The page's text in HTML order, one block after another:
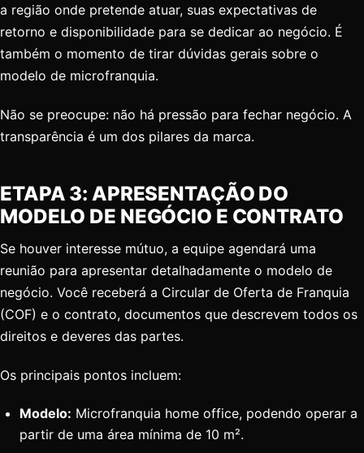
a região onde pretende atuar, suas expectativas de
retorno e disponibilidade para se dedicar ao negócio. É
também o momento de tirar dúvidas gerais sobre o
modelo de microfranquia.
Não se preocupe: não há pressão para fechar negócio. A
transparência é um dos pilares da marca.
ETAPA 3: APRESENTAÇÃO DO
MODELO DE NEGÓCIO E CONTRATO
Se houver interesse mútuo, a equipe agendará uma
reunião para apresentar detalhadamente o modelo de
negócio. Você receberá a Circular de Oferta de Franquia
(COF) e o contrato, documentos que descrevem todos os
direitos e deveres das partes.
Os principais pontos incluem:
Modelo: Microfranquia home office, podendo operar a
partir de uma área mínima de 10 m².